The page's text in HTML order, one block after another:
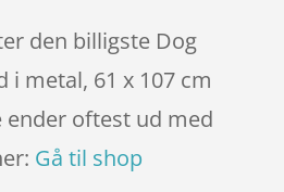
den billigste Dog
i metal, 61 x 107 cm
ender oftest ud med
Gå til shop